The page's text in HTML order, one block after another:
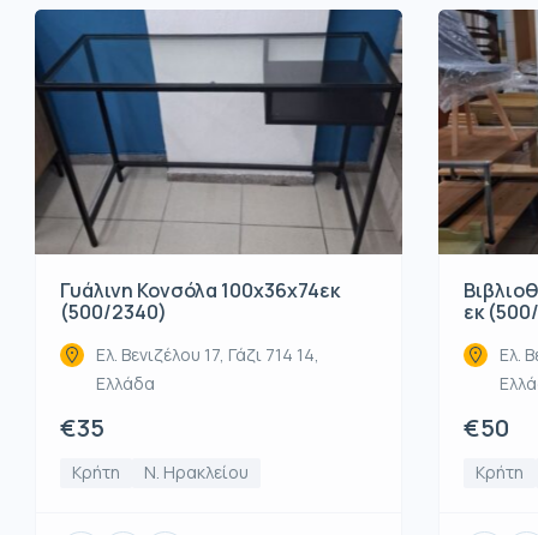
Γυάλινη Κονσόλα 100x36x74εκ
(500/2340)
Ελ. Βενιζέλου 17, Γάζι 714 14,
Ελλάδα
€35
Κρήτη Ν. Ηρακλείου
εκ
Ελ.
€50
Κρήτη